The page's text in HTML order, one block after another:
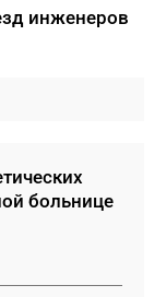
инженеров
больнице